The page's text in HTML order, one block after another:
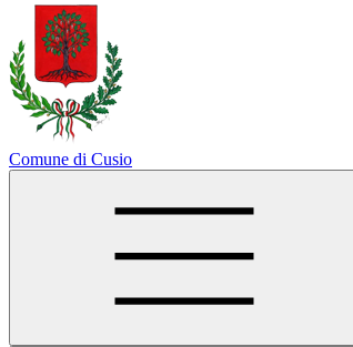
Comune di Cusio